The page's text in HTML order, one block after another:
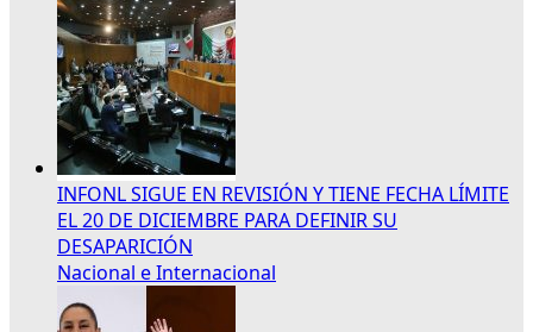
INFONL SIGUE EN REVISIÓN Y TIENE FECHA LÍMITE
EL 20 DE DICIEMBRE PARA DEFINIR SU
DESAPARICIÓN
Nacional e Internacional